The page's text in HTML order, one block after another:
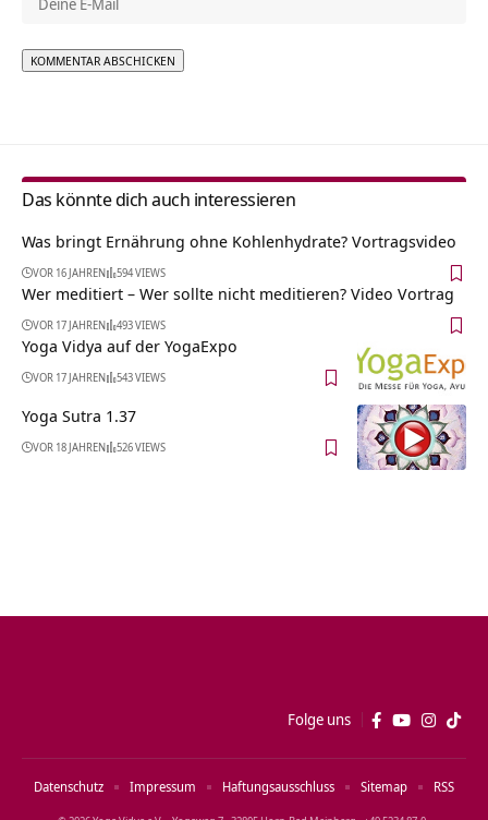
Das könnte dich auch interessieren
Was bringt Ernährung ohne Kohlenhydrate? Vortragsvideo
VOR 16 JAHREN 594 VIEWS
Wer meditiert – Wer sollte nicht meditieren? Video Vortrag
VOR 17 JAHREN 493 VIEWS
Yoga Vidya auf der YogaExpo
VOR 17 JAHREN 543 VIEWS
Yoga Sutra 1.37
VOR 18 JAHREN 526 VIEWS
Folge uns
Datenschutz Impressum Haftungsausschluss Sitemap RSS